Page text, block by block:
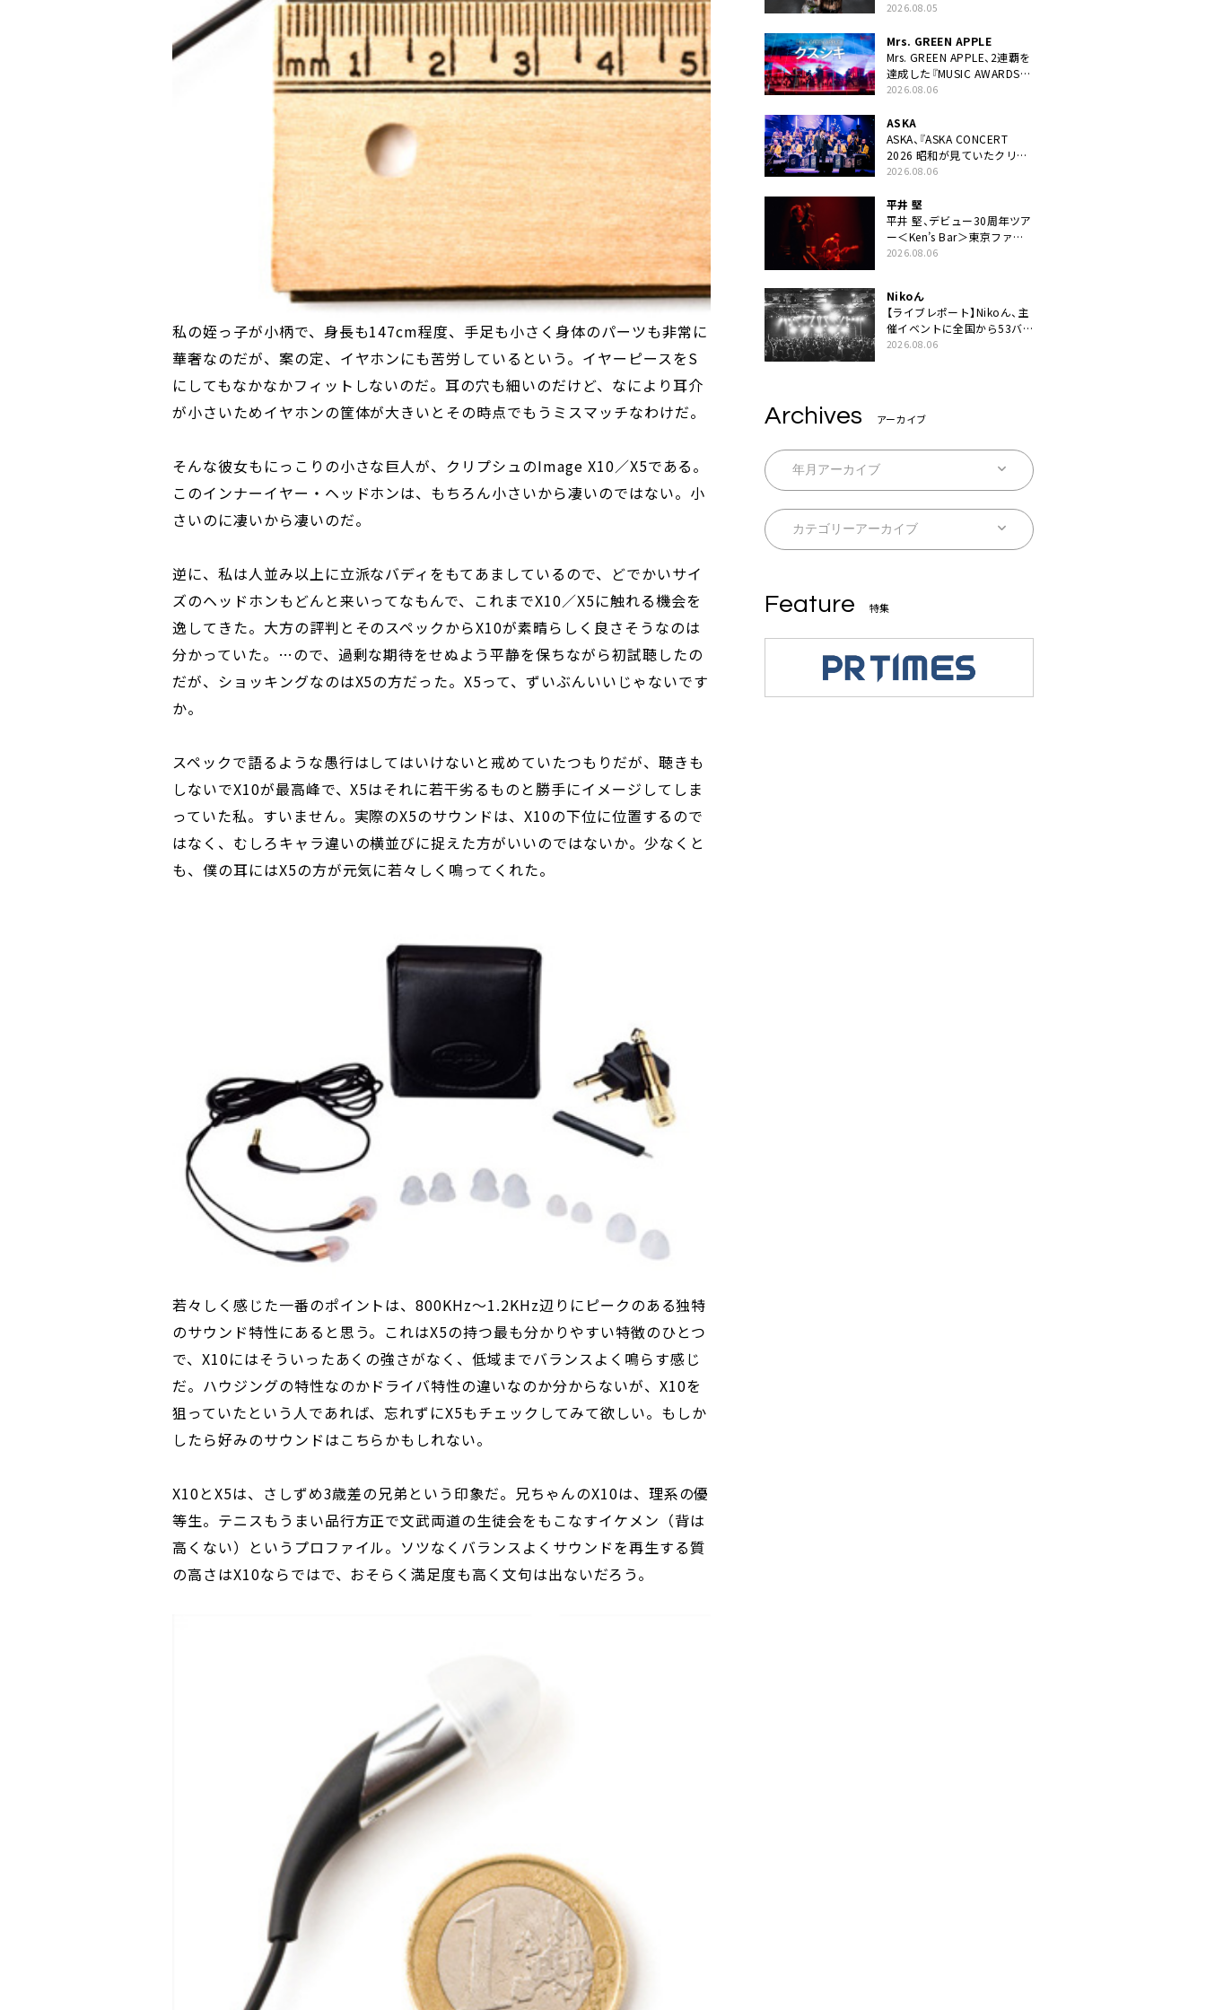
私の姪っ子が小柄で、身長も147cm程度、手足も小さく身体のパーツも非常に
華奢なのだが、案の定、イヤホンにも苦労しているという。イヤーピースをS
にしてもなかなかフィットしないのだ。耳の穴も細いのだけど、なにより耳介
が小さいためイヤホンの筐体が大きいとその時点でもうミスマッチなわけだ。
そんな彼女もにっこりの小さな巨人が、クリプシュのImage X10／X5である。
このインナーイヤー・ヘッドホンは、もちろん小さいから凄いのではない。小
さいのに凄いから凄いのだ。
逆に、私は人並み以上に立派なバディをもてあましているので、どでかいサイ
ズのヘッドホンもどんと来いってなもんで、これまでX10／X5に触れる機会を
逸してきた。大方の評判とそのスペックからX10が素晴らしく良さそうなのは
分かっていた。…ので、過剰な期待をせぬよう平静を保ちながら初試聴したの
だが、ショッキングなのはX5の方だった。X5って、ずいぶんいいじゃないです
か。
スペックで語るような愚行はしてはいけないと戒めていたつもりだが、聴きも
しないでX10が最高峰で、X5はそれに若干劣るものと勝手にイメージしてしま
っていた私。すいません。実際のX5のサウンドは、X10の下位に位置するので
はなく、むしろキャラ違いの横並びに捉えた方がいいのではないか。少なくと
も、僕の耳にはX5の方が元気に若々しく鳴ってくれた。
若々しく感じた一番のポイントは、800KHz～1.2KHz辺りにピークのある独特
のサウンド特性にあると思う。これはX5の持つ最も分かりやすい特徴のひとつ
で、X10にはそういったあくの強さがなく、低域までバランスよく鳴らす感じ
だ。ハウジングの特性なのかドライバ特性の違いなのか分からないが、X10を
狙っていたという人であれば、忘れずにX5もチェックしてみて欲しい。もしか
したら好みのサウンドはこちらかもしれない。
X10とX5は、さしずめ3歳差の兄弟という印象だ。兄ちゃんのX10は、理系の優
等生。テニスもうまい品行方正で文武両道の生徒会をもこなすイケメン（背は
高くない）というプロファイル。ソツなくバランスよくサウンドを再生する質
の高さはX10ならではで、おそらく満足度も高く文句は出ないだろう。
ニット・TAKARAがデビュー
2026.08.05
Mrs. GREEN APPLE
Mrs. GREEN APPLE、2連覇を
達成した『MUSIC AWARDS
JAPAN 2026』での「クスシ
YouTube公開
2026.08.06
ASKA
ASKA、『ASKA CONCERT
2026 昭和が見ていたクリス
マス!? 』発売＆上映決定
2026.08.06
平井 堅
平井 堅、デビュー30周年ツア
ー＜Ken’s Bar＞東京ファイ
ナル公演の映像商品化決定。
2026.08.06
Nikoん
【ライブレポート】Nikoん、主
催イベントに全国から53バ
ンドが出演「自分たちが積み
2026.08.06
Archives アーカイブ
Feature 特集